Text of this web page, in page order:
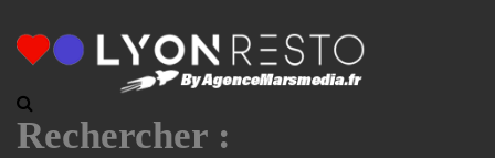
Rechercher :